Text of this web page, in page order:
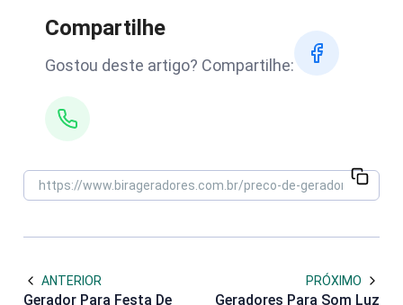
Compartilhe
Gostou deste artigo? Compartilhe:
ANTERIOR
Gerador Para Festa De
PRÓXIMO
Geradores Para Som Luz